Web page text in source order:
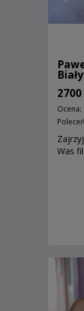
2700
Ocena:
Was